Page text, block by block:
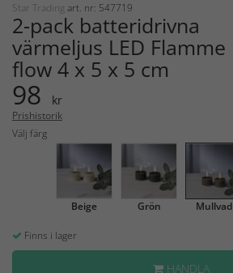
Star Trading art. nr: 547719
2-pack batteridrivna
värmeljus LED Flamme
flow 4 x 5 x 5 cm
98 kr
Prishistorik
Välj färg
Beige Grön Mullvad
Finns i lager
HANDLA